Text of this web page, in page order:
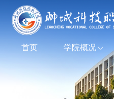
首页 学院概况